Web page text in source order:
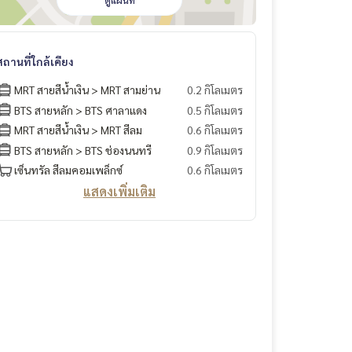
ถานที่ใกล้เคียง
MRT สายสีน้ำเงิน > MRT สามย่าน
0.2 กิโลเมตร
BTS สายหลัก > BTS ศาลาแดง
0.5 กิโลเมตร
MRT สายสีน้ำเงิน > MRT สีลม
0.6 กิโลเมตร
BTS สายหลัก > BTS ช่องนนทรี
0.9 กิโลเมตร
เซ็นทรัล สีลมคอมเพล็กซ์
0.6 กิโลเมตร
แสดงเพิ่มเติม